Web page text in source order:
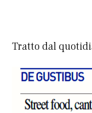
Tratto dal